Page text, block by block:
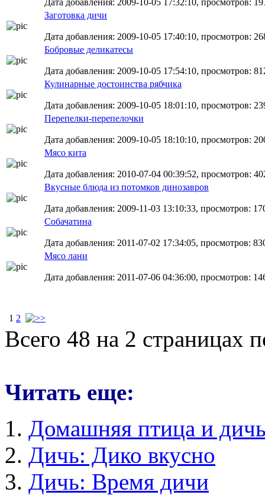
Дата добавления: 2009-10-05 17:32:10, просмотров:
Заготовка дичи
Дата добавления: 2009-10-05 17:40:10, просмотров:
Бобровые деликатесы
Дата добавления: 2009-10-05 17:54:10, просмотров:
Кулинарные достоинства рябчика
Дата добавления: 2009-10-05 18:01:10, просмотров:
Перепелки-перепелочки
Дата добавления: 2009-10-05 18:10:10, просмотров:
Мясо кита
Дата добавления: 2010-07-04 00:39:52, просмотров:
Вкусные блюда из потомков динозавров
Дата добавления: 2009-11-03 13:10:33, просмотров:
Собачатина
Дата добавления: 2011-07-02 17:34:05, просмотров:
Мясо лани
Дата добавления: 2011-07-06 04:36:00, просмотров:
1 2
Всего 48 на 2 страницах
Читать еще:
Домашняя птица и
Дичь: Дико вкусно
Дичь: Время дичи